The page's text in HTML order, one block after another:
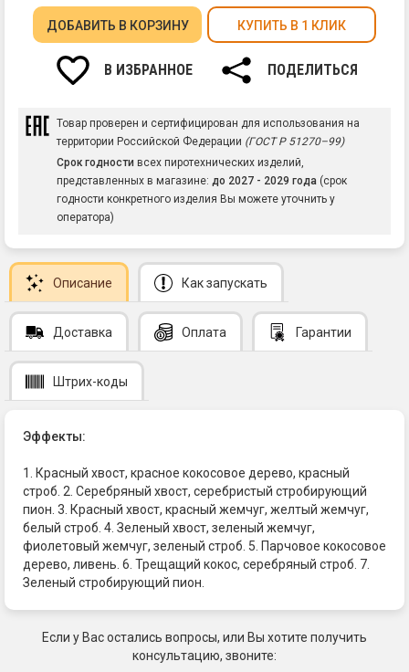
ДОБАВИТЬ В КОРЗИНУ КУПИТЬ В 1 КЛИК
В ИЗБРАННОЕ ПОДЕЛИТЬСЯ
Товар проверен и сертифицирован для использования на
территории Российской Федерации (ГОСТ Р 51270–99)
Срок годности всех пиротехнических изделий,
представленных в магазине: до 2027 - 2029 года (срок
годности конкретного изделия Вы можете уточнить у
оператора)
Описание Как запускать
Доставка Оплата Гарантии
Штрих-коды
Эффекты:
1. Красный хвост, красное кокосовое дерево, красный
строб. 2. Серебряный хвост, серебристый стробирующий
пион. 3. Красный хвост, красный жемчуг, желтый жемчуг,
белый строб. 4. Зеленый хвост, зеленый жемчуг,
фиолетовый жемчуг, зеленый строб. 5. Парчовое кокосовое
дерево, ливень. 6. Трещащий кокос, серебряный строб. 7.
Зеленый стробирующий пион.
Если у Вас остались вопросы, или Вы хотите получить
консультацию, звоните: